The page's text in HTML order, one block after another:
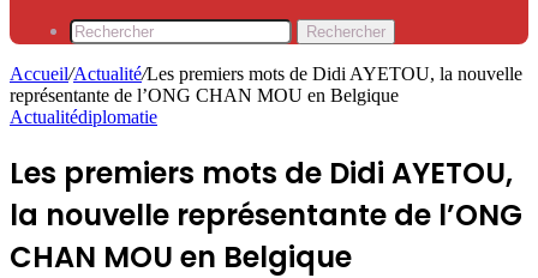
Rechercher
Accueil/Actualité/Les premiers mots de Didi AYETOU, la nouvelle
représentante de l’ONG CHAN MOU en Belgique
Actualitédiplomatie
Les premiers mots de Didi AYETOU,
la nouvelle représentante de l’ONG
CHAN MOU en Belgique